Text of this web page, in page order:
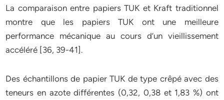
La comparaison entre papiers TUK et Kraft traditionnel
montre que les papiers TUK ont une meilleure
performance mécanique au cours d’un vieillissement
accéléré [36, 39-41].
Des échantillons de papier TUK de type crêpé avec des
teneurs en azote différentes (0,32, 0,38 et 1,83 %) ont